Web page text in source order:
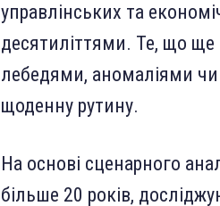
управлінських та
десятиліттями. Те, що
лебедями, аномаліями
щоденну рутину.
На основі сценарного
більше 20 років,